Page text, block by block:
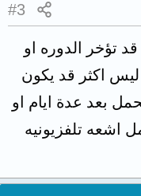
#3
تؤخر الدوره او
اكثر قد يكون
بعد عدة ايام او
تلفزيونيه